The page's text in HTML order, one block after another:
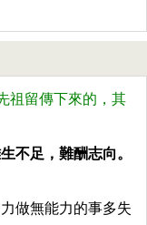
祖留傳下來的，其
不足，難酬志向。
做無能力的事多失